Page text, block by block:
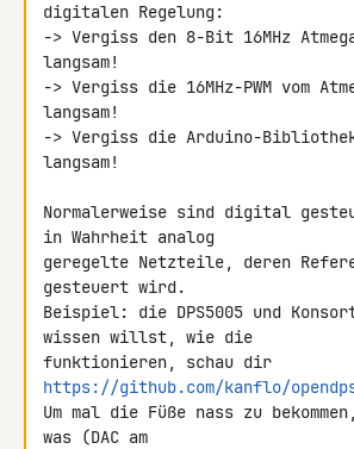
digitalen Regelung:
-> Vergiss den 8-Bit 16MHz
langsam!
-> Vergiss die 16MHz-PWM vom
langsam!
-> Vergiss die Arduino-
langsam!
Normalerweise sind digital
in Wahrheit analog
geregelte Netzteile, deren
gesteuert wird.
Beispiel: die DPS5005 und
wissen willst, wie die
https://github.com/kanflo/
Um mal die Füße nass zu
was (DAC am